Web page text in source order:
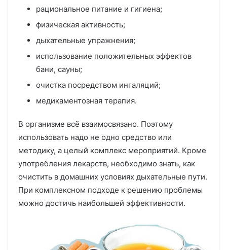
рациональное питание и гигиена;
физическая активность;
дыхательные упражнения;
использование положительных эффектов
бани, сауны;
очистка посредством ингаляций;
медикаментозная терапия.
В организме всё взаимосвязано. Поэтому
использовать надо не одно средство или
методику, а целый комплекс мероприятий. Кроме
употребления лекарств, необходимо знать, как
очистить в домашних условиях дыхательные пути.
При комплексном подходе к решению проблемы
можно достичь наибольшей эффективности.